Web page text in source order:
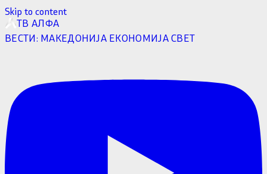
Skip to content
ТВ АЛФА
ВЕСТИ: МАКЕДОНИЈА ЕКОНОМИЈАСВЕТ